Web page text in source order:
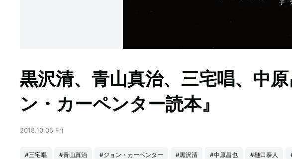
黒沢清、青山真治、三宅唱、中
ン・カーペンター読本』
2018.10.05 Fri
#三宅唱 #青山真治 #ジョン・カーペンター #黒沢清 #中原昌也 #樋口泰人